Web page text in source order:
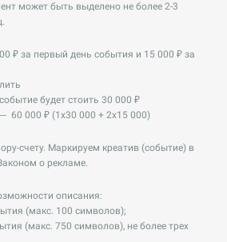
может быть выделено не более 2-3
₽ за первый день события и 15 000 ₽ за
будет стоить 30 000 ₽
60 000 ₽ (1х30 000 + 2х15 000)
счету. Маркируем креатив (событие) в
о рекламе.
описания:
(макс. 100 символов);
(макс. 750 символов), не более трех